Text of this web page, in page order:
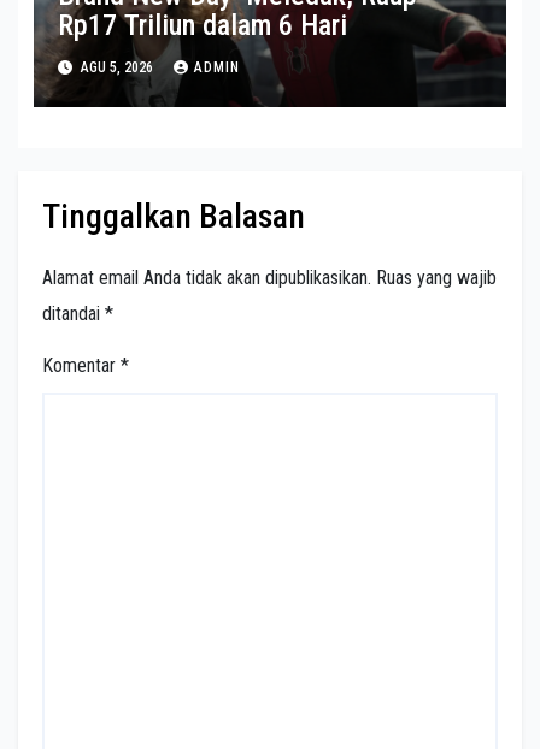
Rp17 Triliun dalam 6 Hari
AGU 5, 2026 ADMIN
Tinggalkan Balasan
Alamat email Anda tidak akan dipublikasikan. Ruas yang wajib
ditandai *
Komentar *